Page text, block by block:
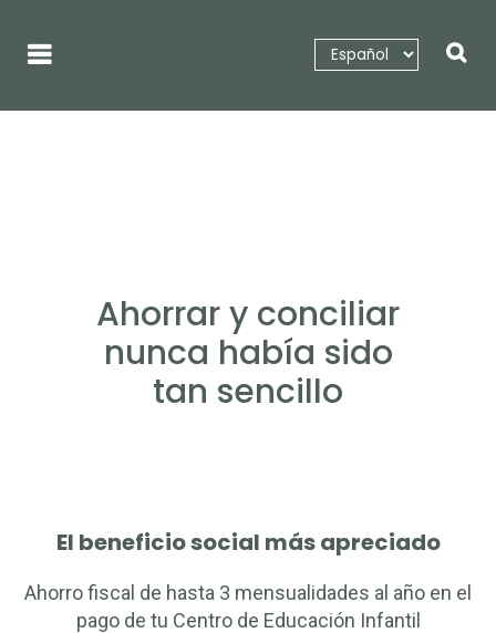
Ahorrar y conciliar
nunca había sido
tan sencillo
El beneficio social más apreciado
Ahorro fiscal de hasta 3 mensualidades al año en el
pago de tu Centro de Educación Infantil